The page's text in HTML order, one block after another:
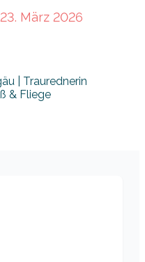
23. März 2026